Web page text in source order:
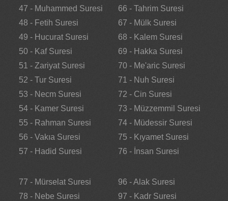
47 - Muhammed Suresi
48 - Fetih Suresi
49 - Hucurat Suresi
50 - Kaf Suresi
51 - Zariyat Suresi
52 - Tur Suresi
53 - Necm Suresi
54 - Kamer Suresi
55 - Rahman Suresi
56 - Vakıa Suresi
57 - Hadid Suresi
66 - Tahrim Suresi
67 - Mülk Suresi
68 - Kalem Suresi
69 - Hakka Suresi
70 - Me'aric Suresi
71 - Nuh Suresi
72 - Cin Suresi
73 - Müzzemmil Suresi
74 - Müdessir Suresi
75 - Kıyamet Suresi
76 - İnsan Suresi
77 - Mürselat Suresi
78 - Nebe Suresi
96 - Alak Suresi
97 - Kadr Suresi